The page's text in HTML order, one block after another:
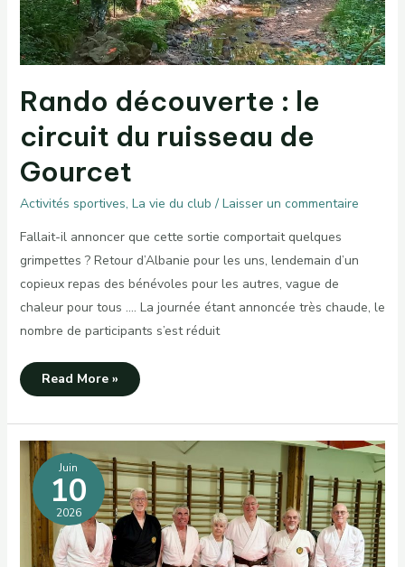
Rando découverte : le
circuit du ruisseau de
Gourcet
Activités sportives, La vie du club / Laisser un commentaire
Fallait-il annoncer que cette sortie comportait quelques
grimpettes ? Retour d’Albanie pour les uns, lendemain d’un
copieux repas des bénévoles pour les autres, vague de
chaleur pour tous …. La journée étant annoncée très chaude, le
nombre de participants s’est réduit
Rando
du
ruisseau
de
Gourcet
Read More »
Juin
10
2026